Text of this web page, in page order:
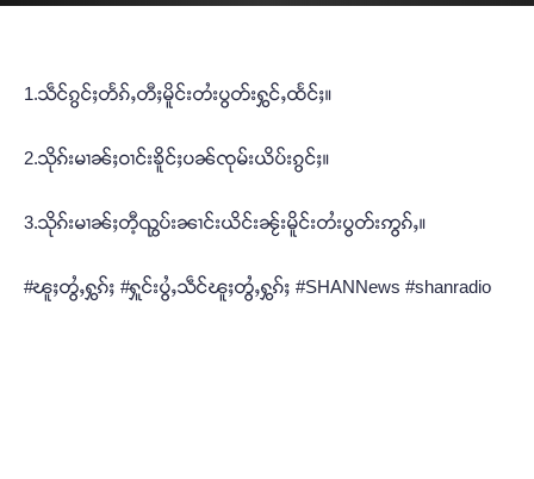
1.သဵင်ၵွင်ႈတႅၵ်ႇတီႈမိူင်းတႆးပွတ်းႁွင်ႇထႅင်ႈ။
2.သိုၵ်းမၢၼ်ႈဝၢင်းၶိူင်ႈပၼ်ၸုမ်းယိပ်းၵွင်ႈ။
3.သိုၵ်းမၢၼ်ႈတီ့ၺွပ်းၼၢင်းယိင်းၼႂ်းမိူင်းတႆးပွတ်းဢွၵ်ႇ။
#ၽူႈတွႆႇႁွၵ်ႈ #ႁူင်းပွႆႇသဵင်ၽူႈတွႆႇႁွၵ်ႈ #SHANNews #shanradio